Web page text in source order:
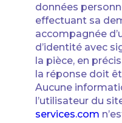
données
effectuant sa
accompagnée
d’identité avec
la pièce, en
la réponse doit
Aucune
l’utilisateur du
services.com